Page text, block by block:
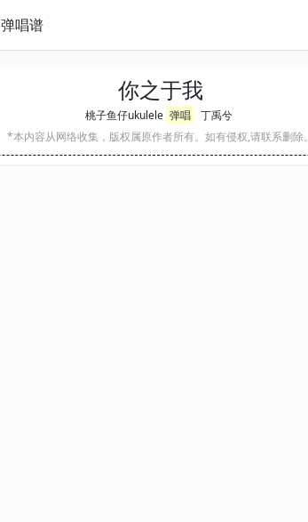
弹唱谱
你之于我
桃子鱼仔ukulele 弹唱
丁禹兮
*本内容从网络收集，版权属原作者所有。如有侵权,请联系删除。